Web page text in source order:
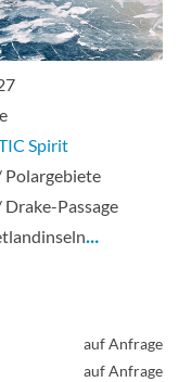
Spirit
Polargebiete
Drake-Passage
…
auf Anfrage
auf Anfrage